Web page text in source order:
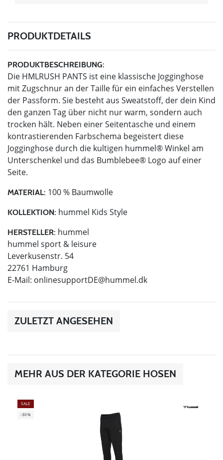
PRODUKTDETAILS
PRODUKTBESCHREIBUNG:
Die HMLRUSH PANTS ist eine klassische Jogginghose
mit Zugschnur an der Taille für ein einfaches Verstellen
der Passform. Sie besteht aus Sweatstoff, der dein Kind
den ganzen Tag über nicht nur warm, sondern auch
trocken hält. Neben einer Seitentasche und einem
kontrastierenden Farbschema begeistert diese
Jogginghose durch die kultigen hummel® Winkel am
Unterschenkel und das Bumblebee® Logo auf einer
Seite.
MATERIAL: 100 % Baumwolle
KOLLEKTION: hummel Kids Style
HERSTELLER: hummel
hummel sport & leisure
Leverkusenstr. 54
22761 Hamburg
E-Mail: onlinesupportDE@hummel.dk
ZULETZT ANGESEHEN
MEHR AUS DER KATEGORIE HOSEN
SALE
-30%